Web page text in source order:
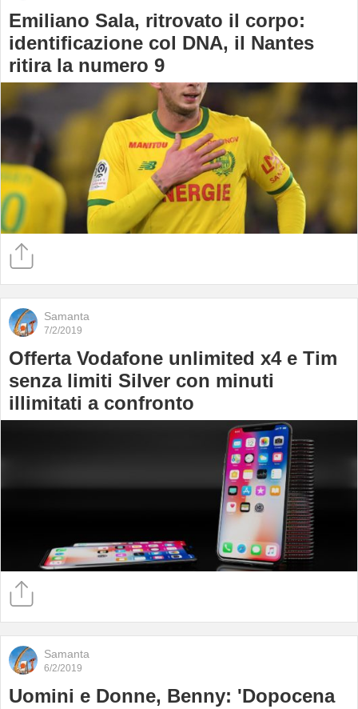
Emiliano Sala, ritrovato il corpo:
identificazione col DNA, il Nantes
ritira la numero 9
Samanta
7/2/2019
Offerta Vodafone unlimited x4 e Tim
senza limiti Silver con minuti
illimitati a confronto
Samanta
6/2/2019
Uomini e Donne, Benny: 'Dopocena